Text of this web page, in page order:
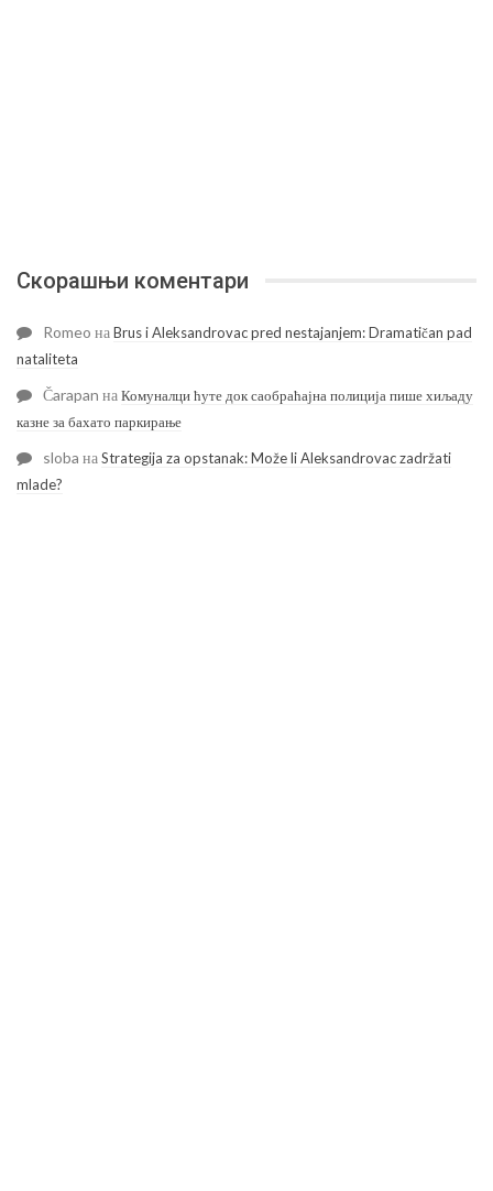
Скорашњи коментари
Romeo наBrus i Aleksandrovac pred nestajanjem: Dramatičan pad
nataliteta
Čarapan наКомуналци ћуте док саобраћајна полиција пише хиљаду
казне за бахато паркирање
sloba наStrategija za opstanak: Može li Aleksandrovac zadržati
mlade?